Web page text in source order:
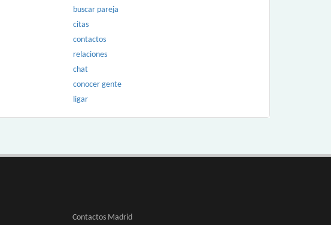
buscar pareja
citas
contactos
relaciones
chat
conocer gente
ligar
Contactos Madrid